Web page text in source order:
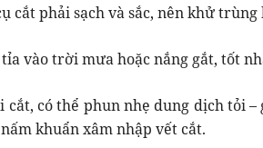
cắt phải sạch và sắc, nên khử
vào trời mưa hoặc nắng gắt, tốt
cắt, có thể phun nhẹ dung dịch tỏi
khuẩn xâm nhập vết cắt.